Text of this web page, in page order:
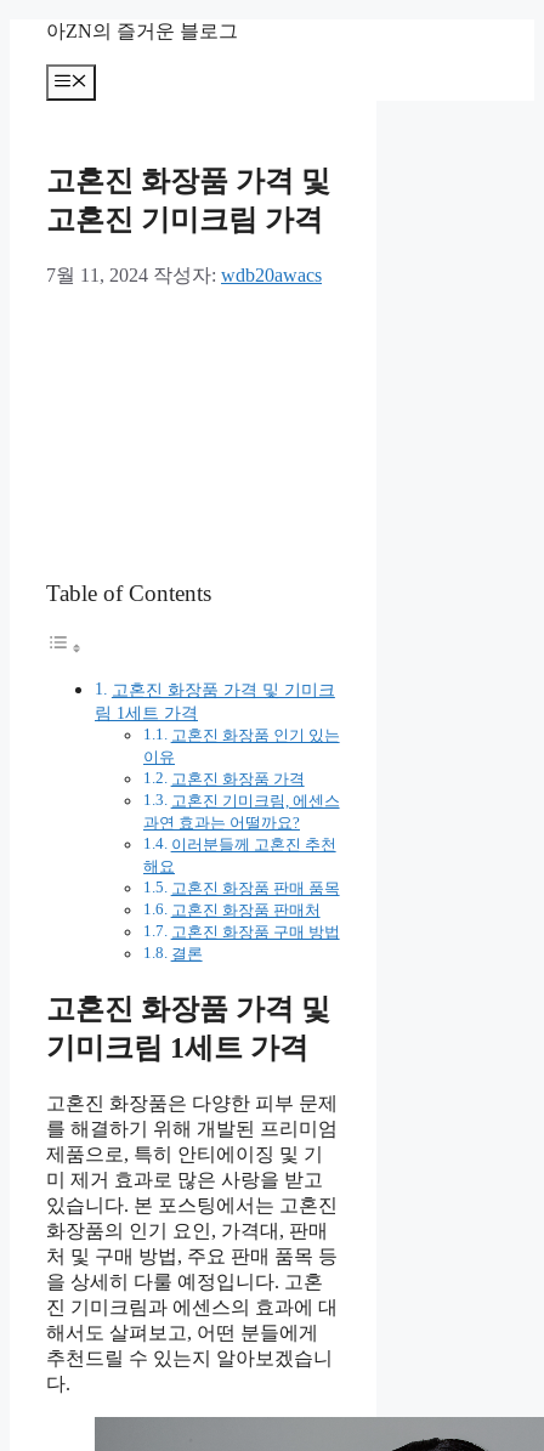
아ZN의 즐거운 블로그
메
뉴
고혼진 화장품 가격 및
고혼진 기미크림 가격
7월 11, 2024 작성자: wdb20awacs
Table of Contents
고혼진 화장품 가격 및 기미크
림 1세트 가격
고혼진 화장품 인기 있는
이유
고혼진 화장품 가격
고혼진 기미크림, 에센스
과연 효과는 어떨까요?
이러분들께 고혼진 추천
해요
고혼진 화장품 판매 품목
고혼진 화장품 판매처
고혼진 화장품 구매 방법
결론
고혼진 화장품 가격 및
기미크림 1세트 가격
고혼진 화장품은 다양한 피부 문제
를 해결하기 위해 개발된 프리미엄
제품으로, 특히 안티에이징 및 기
미 제거 효과로 많은 사랑을 받고
있습니다. 본 포스팅에서는 고혼진
화장품의 인기 요인, 가격대, 판매
처 및 구매 방법, 주요 판매 품목 등
을 상세히 다룰 예정입니다. 고혼
진 기미크림과 에센스의 효과에 대
해서도 살펴보고, 어떤 분들에게
추천드릴 수 있는지 알아보겠습니
다.